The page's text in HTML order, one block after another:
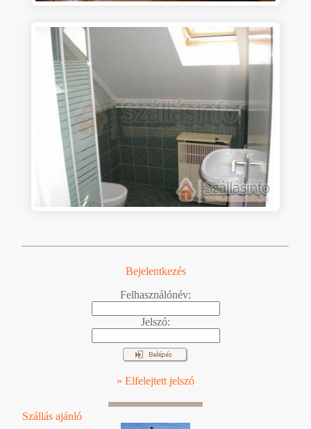
Bejelentkezés
Felhasználónév:
Jelszó:
» Elfelejtett jelszó
Szállás ajánló